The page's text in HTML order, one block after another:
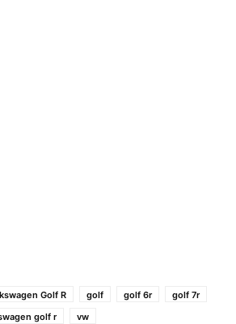
Golf R golf golf 6r
golf 7r
golf r vw